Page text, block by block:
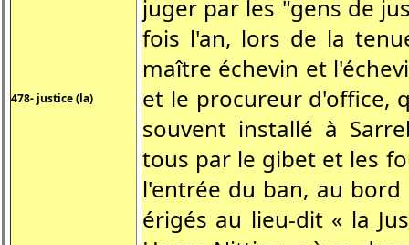
478- justice (la)
juger par les "gens de
fois l'an, lors de la
maître échevin et
et le procureur d'office,
souvent installé à
tous par le gibet et les
l'entrée du ban, au
érigés au lieu-dit « la